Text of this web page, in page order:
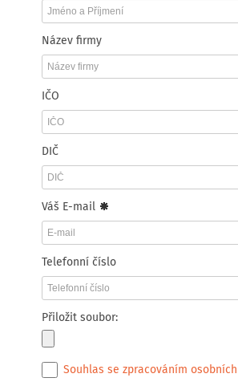
Název firmy
IČO
DIČ
Váš E-mail
Telefonní číslo
Přiložit soubor:
Souhlas se zpracováním